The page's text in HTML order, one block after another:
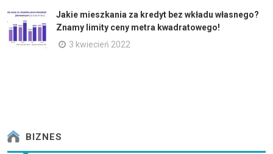
Jakie mieszkania za kredyt bez wkładu własnego?
Znamy limity ceny metra kwadratowego!
3 kwiecień 2022
BIZNES